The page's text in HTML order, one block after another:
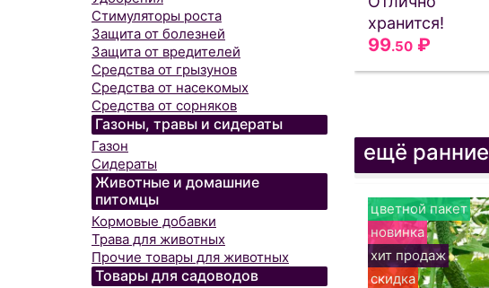
Стимуляторы роста
Защита от болезней
Защита от вредителей
Средства от грызунов
Средства от насекомых
Средства от сорняков
Газоны, травы и сидераты
Газон
Сидераты
Животные и домашние
питомцы
Кормовые добавки
Трава для животных
Прочие товары для животных
Товары для садоводов
хранится!
99.50₽
ещё ранние
цветной пакет
новинка
хит продаж
скидка